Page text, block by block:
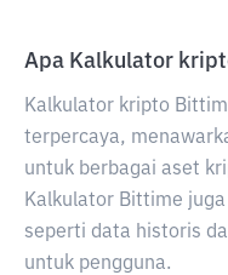
Apa Kalkulator
Kalkulator kripto
terpercaya,
untuk berbagai aset
Kalkulator Bittime
seperti data historis
untuk pengguna.